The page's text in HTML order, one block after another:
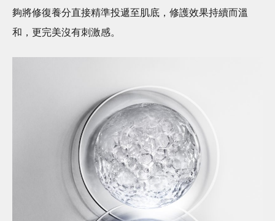
夠將修復養分直接精準投遞至肌底，修護效果持續而溫
和，更完美沒有刺激感。